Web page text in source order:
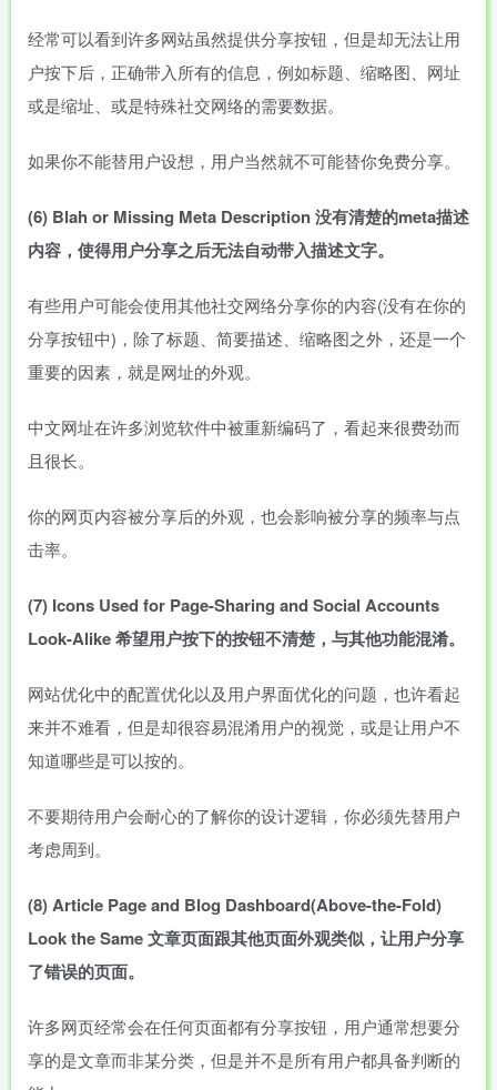
经常可以看到许多网站虽然提供分享按钮，但是却无法让用
户按下后，正确带入所有的信息，例如标题、缩略图、网址
或是缩址、或是特殊社交网络的需要数据。
如果你不能替用户设想，用户当然就不可能替你免费分享。
(6) Blah or Missing Meta Description没有清楚的meta描述
内容，使得用户分享之后无法自动带入描述文字。
有些用户可能会使用其他社交网络分享你的内容(没有在你的
分享按钮中)，除了标题、简要描述、缩略图之外，还是一个
重要的因素，就是网址的外观。
中文网址在许多浏览软件中被重新编码了，看起来很费劲而
且很长。
你的网页内容被分享后的外观，也会影响被分享的频率与点
击率。
(7) Icons Usedfor Page-Sharing andSocial Accounts
Look-Alike希望用户按下的按钮不清楚，与其他功能混淆。
网站优化中的配置优化以及用户界面优化的问题，也许看起
来并不难看，但是却很容易混淆用户的视觉，或是让用户不
知道哪些是可以按的。
不要期待用户会耐心的了解你的设计逻辑，你必须先替用户
考虑周到。
(8)Article Pageand Blog Dashboard(Above-the-Fold)
LooktheSame文章页面跟其他页面外观类似，让用户分享
了错误的页面。
许多网页经常会在任何页面都有分享按钮，用户通常想要分
享的是文章而非某分类，但是并不是所有用户都具备判断的